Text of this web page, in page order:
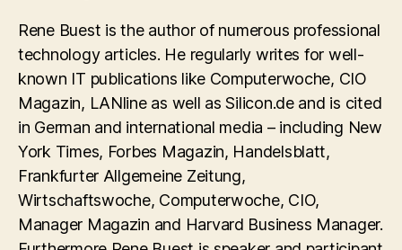
Rene Buest is the author of numerous professional
technology articles. He regularly writes for well-
known IT publications like Computerwoche, CIO
Magazin, LANline as well as Silicon.de and is cited
in German and international media – including New
York Times, Forbes Magazin, Handelsblatt,
Frankfurter Allgemeine Zeitung,
Wirtschaftswoche, Computerwoche, CIO,
Manager Magazin and Harvard Business Manager.